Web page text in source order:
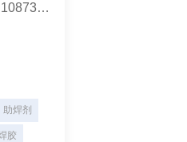
个
助焊剂
胶